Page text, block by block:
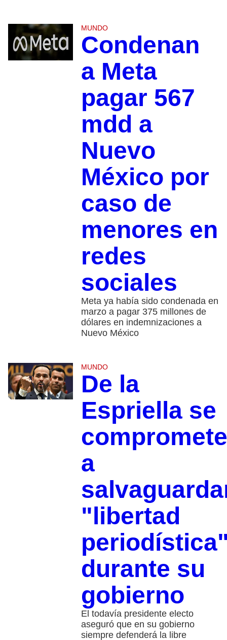
MUNDO
Condenan
a Meta
pagar 567
mdd a
Nuevo
México por
caso de
menores en
redes
sociales
Meta ya había sido condenada en
marzo a pagar 375 millones de
dólares en indemnizaciones a
Nuevo México
MUNDO
De la
Espriella se
compromete
a
"libertad
durante su
gobierno
El todavía presidente electo
aseguró que en su gobierno
siempre defenderá la libre